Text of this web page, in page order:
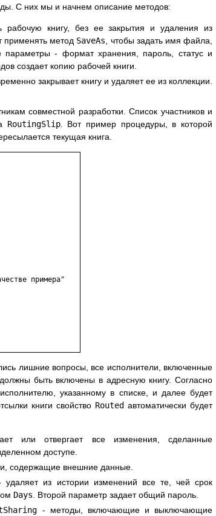
С них мы и начнем описание методов:
рабочую книгу, без ее закрытия и удаления из
применять метод SaveAs , чтобы задать имя файла,
параметры - формат хранения, пароль, статус и
создает копию рабочей книги.
закрывает книгу и удаляет ее из коллекции.
совместной разработки. Список участников и
RoutingSlip. Вот пример процедуры, в которой
текущая книга.
примера"
лишние вопросы, все исполнители, включенные
быть включены в адресную книгу. Согласно
указанному в списке, и далее будет
книги свойство Routed автоматически будет
или отвергает все изменения, сделанные
доступе.
содержащие внешние данные.
удаляет из истории изменений все те, чей срок
Days . Второй параметр задает общий пароль.
- методы, включающие и выключающие